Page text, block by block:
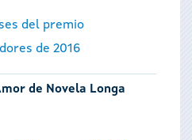
del premio
de 2016
de Novela Longa